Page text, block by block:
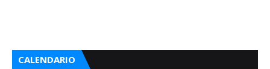
CALENDARIO